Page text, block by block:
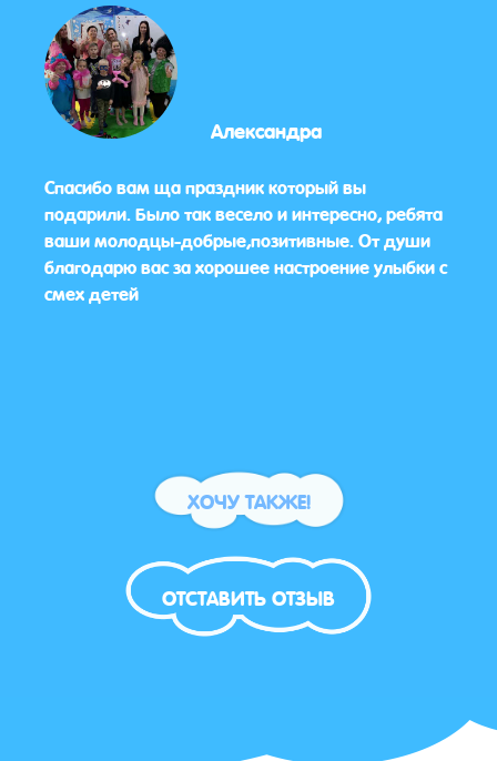
Александра
Спасибо вам ща праздник который вы
подарили. Было так весело и интересно, ребята
ваши молодцы-добрые,позитивные. От души
благодарю вас за хорошее настроение улыбки с
смех детей
ХОЧУ ТАКЖЕ!
ОТСТАВИТЬ ОТЗЫВ